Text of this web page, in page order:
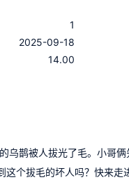
1
2025-09-18
14.00
乌鹊被人拔光了毛。小哥俩
个拔毛的坏人吗？快来走